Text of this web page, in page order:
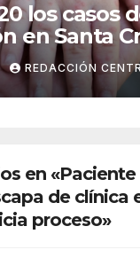
los casos
en Santa
la
REDACCIÓN
en «Paciente
de clínica
proceso»